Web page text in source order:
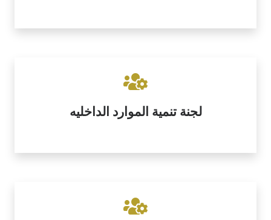
لجنة تنمية الموارد الداخليه